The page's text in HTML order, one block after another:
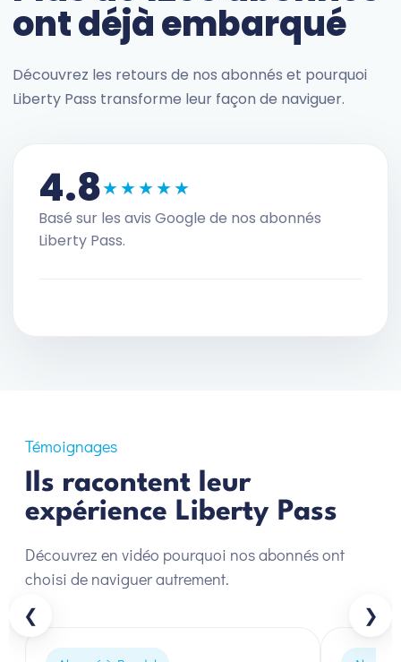
ont déjà embarqué
Découvrez les retours de nos abonnés et pourquoi
Liberty Pass transforme leur façon de naviguer.
4.8★★★★★
Basé sur les avis Google de nos abonnés
Liberty Pass.
Témoignages
Ils racontent leur
expérience Liberty Pass
Découvrez en vidéo pourquoi nos abonnés ont
choisi de naviguer autrement.
❮ ❯